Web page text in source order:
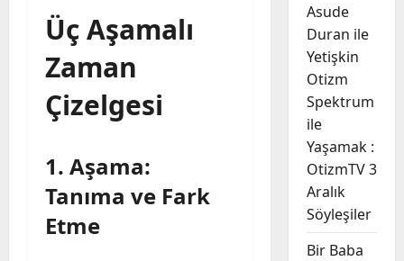
Üç Aşamalı
Zaman
Çizelgesi
1. Aşama:
Tanıma ve Fark
Etme
Asude
Duran ile
Yetişkin
Otizm
Spektrum
ile
Yaşamak :
OtizmTV 3
Aralık
Söyleşiler
Bir Baba